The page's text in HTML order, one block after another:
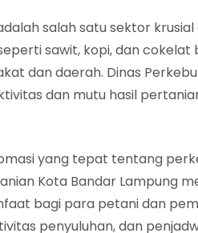
salah satu sektor
sawit, kopi, dan
dan daerah. Dinas
dan mutu hasil
yang tepat tentang
Kota Bandar Lampung
bagi para petani dan
penyuluhan, dan